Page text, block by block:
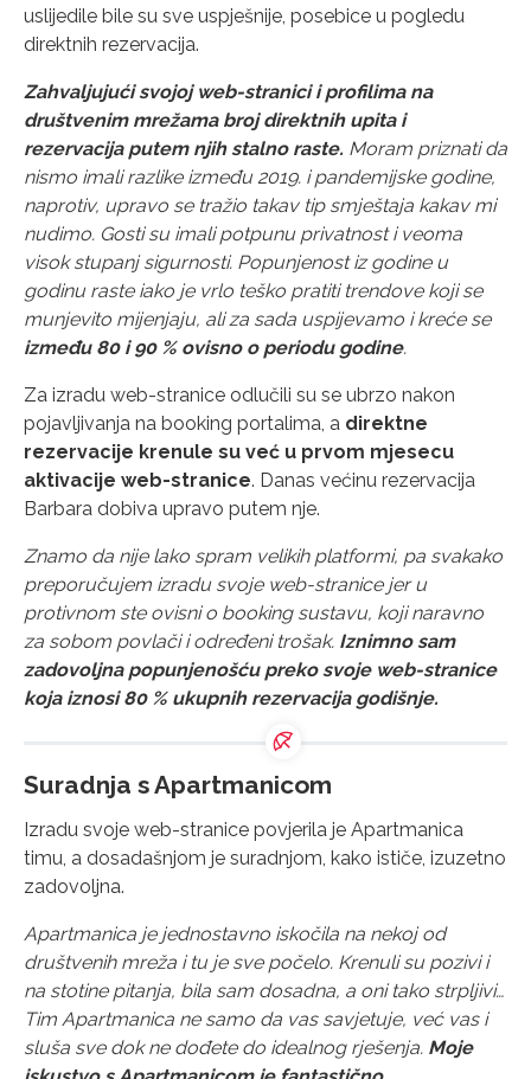
uslijedile bile su sve uspješnije, posebice u pogledu
direktnih rezervacija.
Zahvaljujući svojoj web-stranici i profilima na
društvenim mrežama broj direktnih upita i
rezervacija putem njih stalno raste. Moram priznati da
nismo imali razlike između 2019. i pandemijske godine,
naprotiv, upravo se tražio takav tip smještaja kakav mi
nudimo. Gosti su imali potpunu privatnost i veoma
visok stupanj sigurnosti. Popunjenost iz godine u
godinu raste iako je vrlo teško pratiti trendove koji se
munjevito mijenjaju, ali za sada uspijevamo i kreće se
između 80 i 90 % ovisno o periodu godine.
Za izradu web-stranice odlučili su se ubrzo nakon
pojavljivanja na booking portalima, a direktne
rezervacije krenule su već u prvom mjesecu
aktivacije web-stranice. Danas većinu rezervacija
Barbara dobiva upravo putem nje.
Znamo da nije lako spram velikih platformi, pa svakako
preporučujem izradu svoje web-stranice jer u
protivnom ste ovisni o booking sustavu, koji naravno
za sobom povlači i određeni trošak. Iznimno sam
zadovoljna popunjenošću preko svoje web-stranice
koja iznosi 80 % ukupnih rezervacija godišnje.
Suradnja s Apartmanicom
Izradu svoje web-stranice povjerila je Apartmanica
timu, a dosadašnjom je suradnjom, kako ističe, izuzetno
zadovoljna.
Apartmanica je jednostavno iskočila na nekoj od
društvenih mreža i tu je sve počelo. Krenuli su pozivi i
na stotine pitanja, bila sam dosadna, a oni tako strpljivi…
Tim Apartmanica ne samo da vas savjetuje, već vas i
sluša sve dok ne dođete do idealnog rješenja. Moje